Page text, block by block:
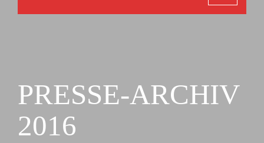
PRESSE-ARCHIV
2016